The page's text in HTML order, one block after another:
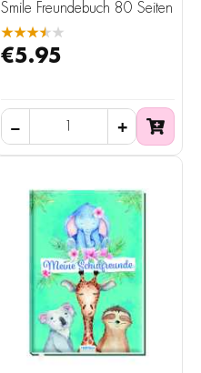
Smile Freundebuch 80 Seiten
★★★★★
€5.95